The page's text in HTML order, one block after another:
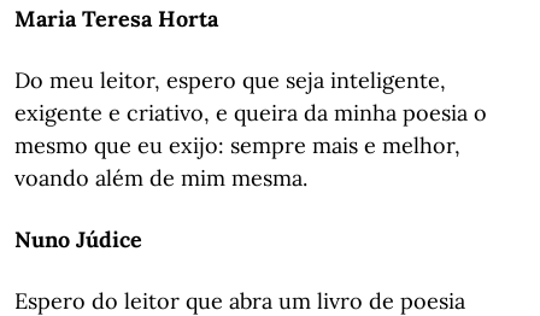
Maria Teresa Horta
Do meu leitor, espero que seja inteligente,
exigente e criativo, e queira da minha poesia o
mesmo que eu exijo: sempre mais e melhor,
voando além de mim mesma.
Nuno Júdice
Espero do leitor que abra um livro de poesia